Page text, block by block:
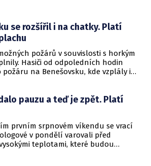
se rozšířil i na chatky. Platí
požárů v souvislosti s horkým
Hasiči od odpoledních hodin
na Benešovsku, kde vzplály i
pauzu a teď je zpět. Platí
prvním srpnovém víkendu se vrací
v pondělí varovali před
teplotami, které budou